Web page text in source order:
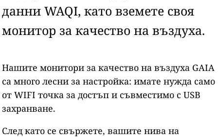
данни WAQI, като вземете своя
монитор за качество на въздуха.
Нашите монитори за качество на въздуха GAIA
са много лесни за настройка: имате нужда само
от WIFI точка за достъп и съвместимо с USB
захранване.
След като се свържете, вашите нива на